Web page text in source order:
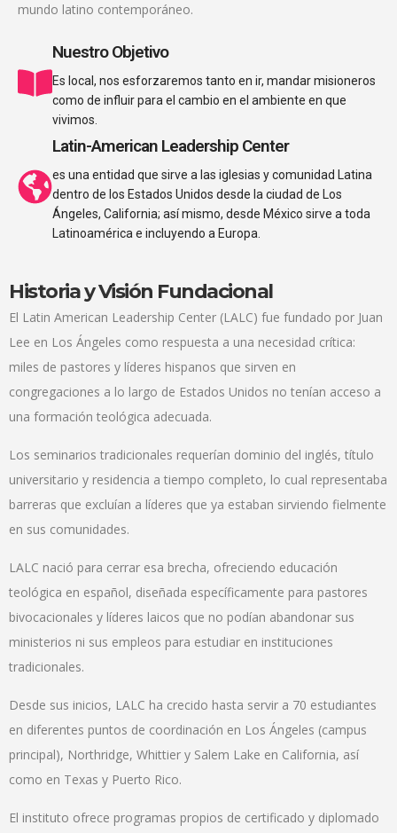
mundo latino contemporáneo.
Nuestro Objetivo
Es local, nos esforzaremos tanto en ir, mandar misioneros
como de influir para el cambio en el ambiente en que
vivimos.
Latin-American Leadership Center
es una entidad que sirve a las iglesias y comunidad Latina
dentro de los Estados Unidos desde la ciudad de Los
Ángeles, California; así mismo, desde México sirve a toda
Latinoamérica e incluyendo a Europa.
Historia y Visión Fundacional
El Latin American Leadership Center (LALC) fue fundado por Juan
Lee en Los Ángeles como respuesta a una necesidad crítica:
miles de pastores y líderes hispanos que sirven en
congregaciones a lo largo de Estados Unidos no tenían acceso a
una formación teológica adecuada.
Los seminarios tradicionales requerían dominio del inglés, título
universitario y residencia a tiempo completo, lo cual representaba
barreras que excluían a líderes que ya estaban sirviendo fielmente
en sus comunidades.
LALC nació para cerrar esa brecha, ofreciendo educación
teológica en español, diseñada específicamente para pastores
bivocacionales y líderes laicos que no podían abandonar sus
ministerios ni sus empleos para estudiar en instituciones
tradicionales.
Desde sus inicios, LALC ha crecido hasta servir a 70 estudiantes
en diferentes puntos de coordinación en Los Ángeles (campus
principal), Northridge, Whittier y Salem Lake en California, así
como en Texas y Puerto Rico.
El instituto ofrece programas propios de certificado y diplomado